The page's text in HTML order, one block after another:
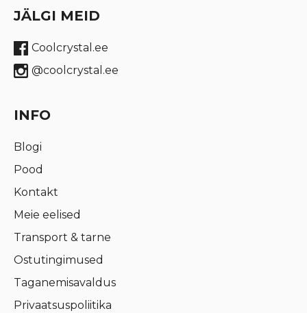
JÄLGI MEID
Coolcrystal.ee
@coolcrystal.ee
INFO
Blogi
Pood
Kontakt
Meie eelised
Transport & tarne
Ostutingimused
Taganemisavaldus
Privaatsuspoliitika